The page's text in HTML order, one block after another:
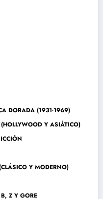
DORADA (1931-1969)
Y ASIÁTICO)
Y MODERNO)
Z Y GORE